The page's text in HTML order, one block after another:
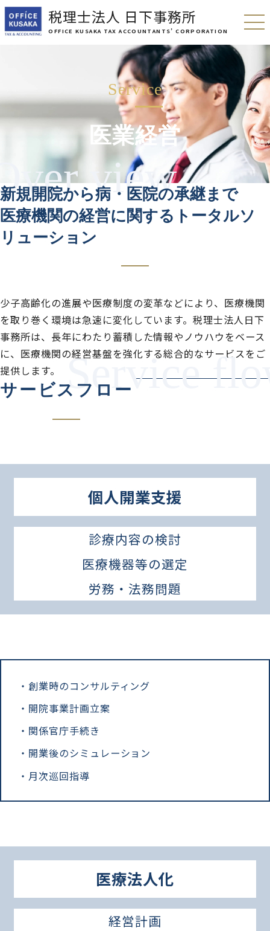
税理士法人 日下事務所
OFFICE KUSAKA TAX ACCOUNTANTS’ CORPORATION
医業経営
新規開院から病・医院の承継まで
医療機関の経営に関するトータルソ
リューション
少子高齢化の進展や医療制度の変革などにより、医療機関
を取り巻く環境は急速に変化しています。税理士法人日下
事務所は、長年にわたり蓄積した情報やノウハウをベース
に、医療機関の経営基盤を強化する総合的なサービスをご
提供します。
サービスフロー
個人開業支援
診療内容の検討
医療機器等の選定
労務・法務問題
創業時のコンサルティング
開院事業計画立案
関係官庁手続き
開業後のシミュレーション
月次巡回指導
医療法人化
経営計画